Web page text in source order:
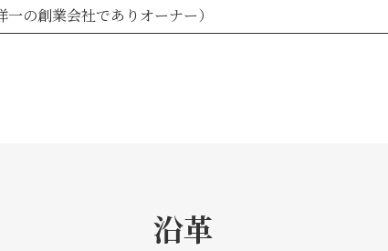
の創業会社でありオーナー）
沿革